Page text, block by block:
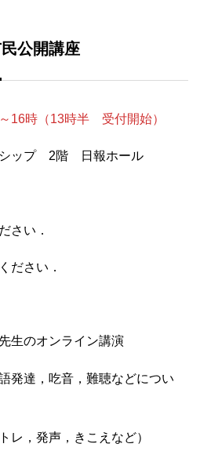
公開講座
16時（13時半 受付開始）
シップ 2階 日報ホール
さい．
ださい．
生のオンライン講演
発達，吃音，難聴などについ
レ，発声，きこえなど）